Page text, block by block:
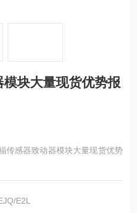
块大量现货优势报
传感器致动器模块大量现货优势
传感器（PNP），DC
E2L